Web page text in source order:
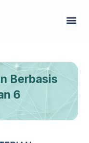
Berbasis
6